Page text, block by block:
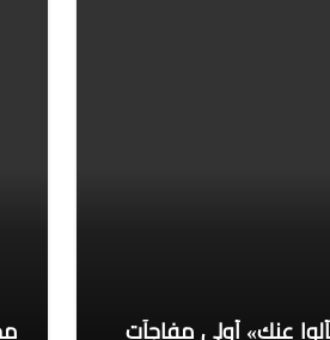
عنك» أولى مفاجآت